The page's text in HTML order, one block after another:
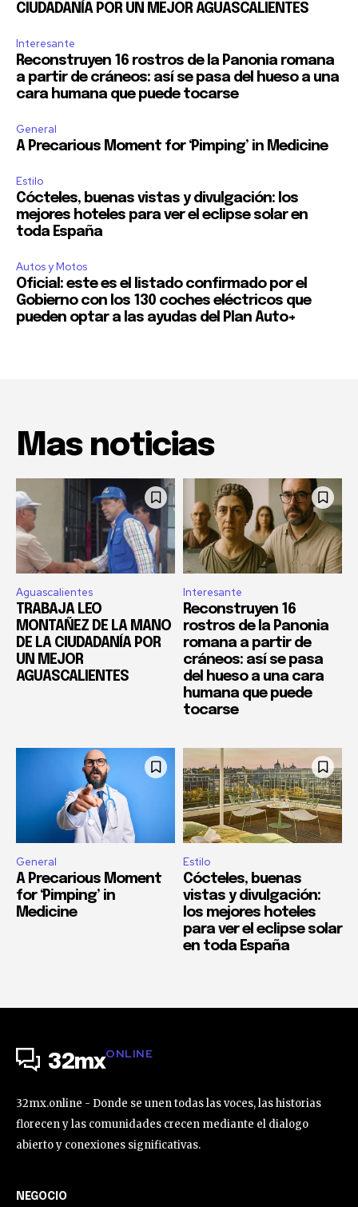
CIUDADANÍA POR UN MEJOR AGUASCALIENTES
Interesante
Reconstruyen 16 rostros de la Panonia romana
a partir de cráneos: así se pasa del hueso a una
cara humana que puede tocarse
General
A Precarious Moment for ‘Pimping’ in Medicine
Estilo
Cócteles, buenas vistas y divulgación: los
mejores hoteles para ver el eclipse solar en
toda España
Autos y Motos
Oficial: este es el listado confirmado por el
Gobierno con los 130 coches eléctricos que
pueden optar a las ayudas del Plan Auto+
Mas noticias
Aguascalientes
TRABAJA LEO
MONTAÑEZ DE LA MANO
DE LA CIUDADANÍA POR
UN MEJOR
AGUASCALIENTES
Interesante
Reconstruyen 16
rostros de la Panonia
romana a partir de
cráneos: así se pasa
del hueso a una cara
humana que puede
tocarse
General
A Precarious Moment
for ‘Pimping’ in
Medicine
Estilo
Cócteles, buenas
vistas y divulgación:
los mejores hoteles
para ver el eclipse solar
en toda España
32mxONLINE
32mx.online - Donde se unen todas las voces, las historias
florecen y las comunidades crecen mediante el dialogo
abierto y conexiones significativas.
NEGOCIO